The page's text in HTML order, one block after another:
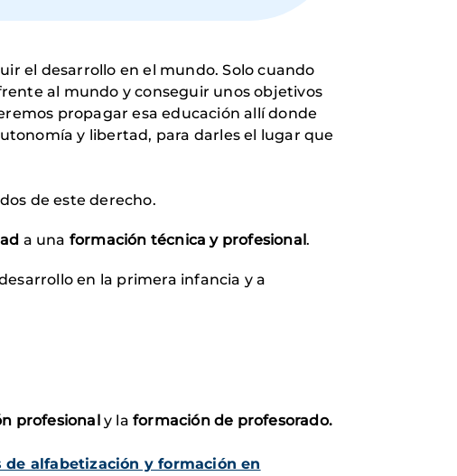
el desarrollo en el mundo. Solo cuando
al mundo y conseguir unos objetivos
propagar esa educación allí donde
y libertad, para darles el lugar que
de este derecho.
a una formación técnica y profesional.
en la primera infancia y a
profesionaly laformación de profesorado.
de alfabetización y formación en